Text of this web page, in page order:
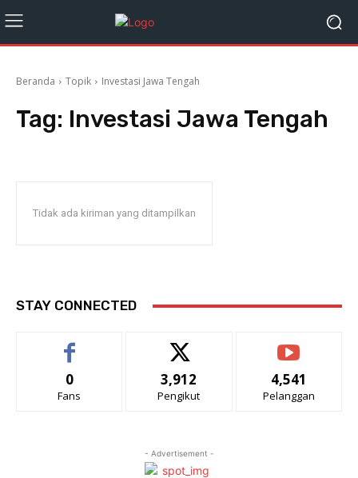
Beranda Topik Investasi Jawa Tengah
Tag: Investasi Jawa Tengah
Tidak ada kiriman yang ditampilkan
STAY CONNECTED
0
Fans
3,912
Pengikut
4,541
Pelanggan
- Advertisement -